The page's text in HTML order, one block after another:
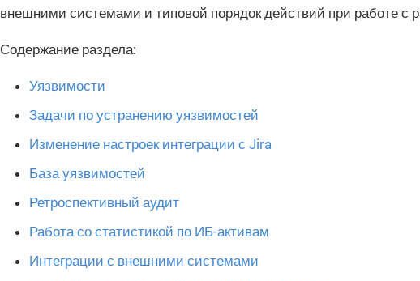
внешними системами и типовой порядок действий при работе с
Содержание раздела:
Уязвимости
Задачи по устранению уязвимостей
Изменение настроек интеграции с Jira
База уязвимостей
Ретроспективный аудит
Работа со статистикой по ИБ-активам
Интеграции с внешними системами